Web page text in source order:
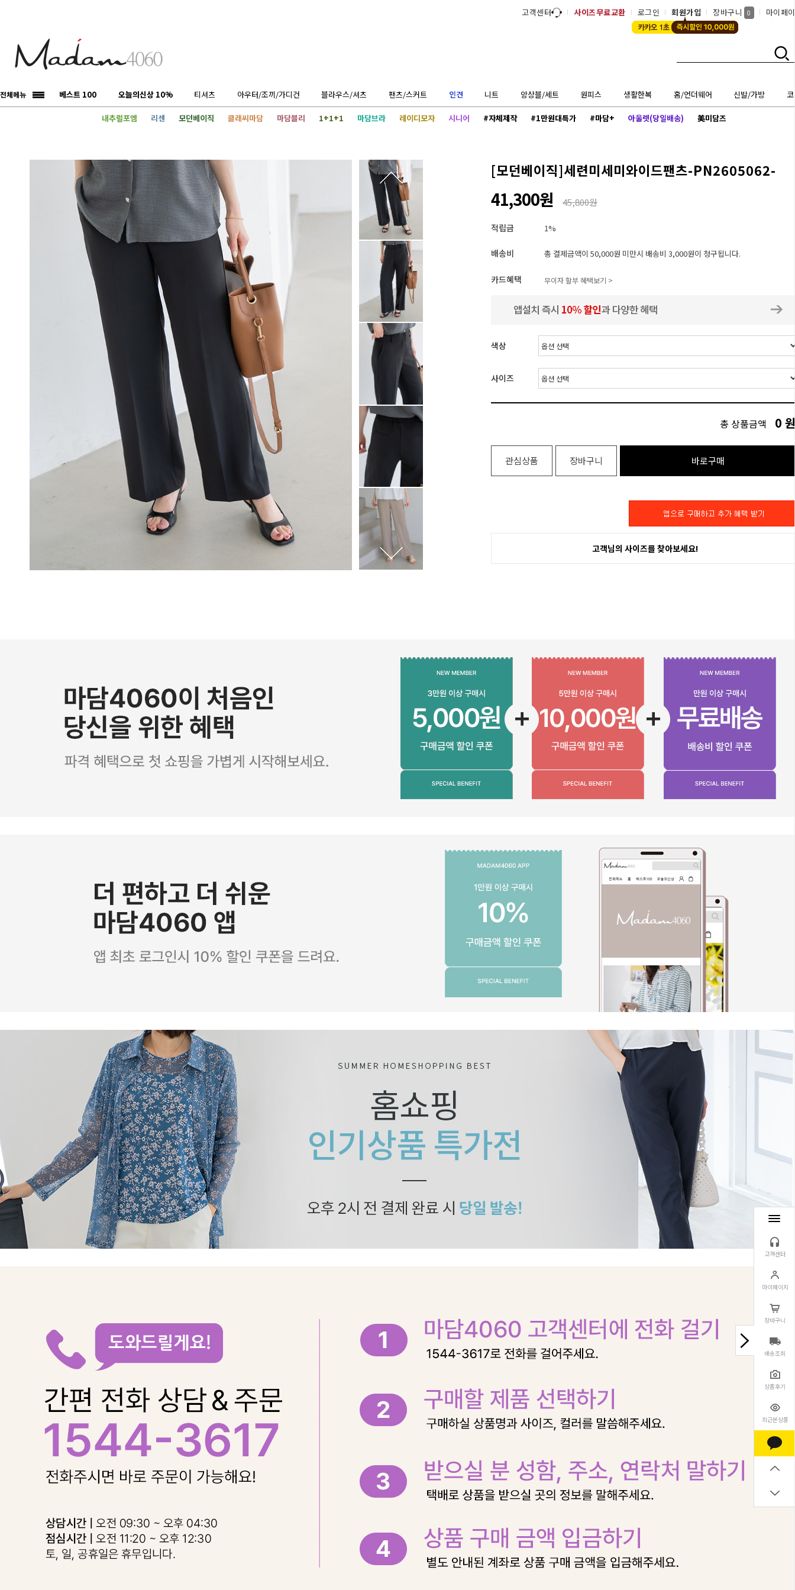
고객센터
마이페이지
장바구니
배송조회
상품후기
최근본상품
고객센터 사이즈무료교환 로그인 회원가입 장바구니 0 마이페
전체메뉴 베스트 100 오늘의신상 10% 티셔츠 아우터/조끼/가디건 블라우스/셔츠 팬츠/스커트 인견 니트 앙상블/세트 원피스 생활한복 홈/언더웨어 신발/가방
내추럴포엠 리센 모던베이직 클래씨마담 마담블리 1+1+1 마담브라 레이디모자 시니어 #자체제작 #1만원대특가 #마담+ 아울렛(당일배송) 美미담즈
[모던베이직]세련미세미와이드팬츠-PN2605062-
41,300원 45,800원
적립금 1%
배송비 총 결제금액이 50,000원 미만시 배송비 3,000원이 청구됩니다.
카드혜택 무이자 할부 혜택보기 >
색상
사이즈
총 상품금액 0 원
관심상품 장바구니 바로구매
고객님의 사이즈를 찾아보세요!